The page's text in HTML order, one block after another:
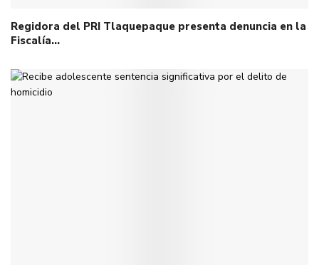
Regidora del PRI Tlaquepaque presenta denuncia en la
Fiscalía…